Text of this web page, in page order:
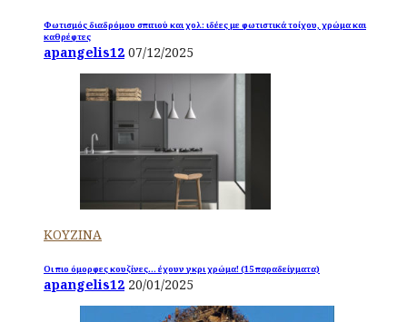
Φωτισμός διαδρόμου σπιτιού και χολ: ιδέες με φωτιστικά τοίχου, χρώμα και
καθρέφτες
apangelis12 07/12/2025
ΚΟΥΖΙΝΑ
Οι πιο όμορφες κουζίνες… έχουν γκρι χρώμα! (15 παραδείγματα)
apangelis12 20/01/2025